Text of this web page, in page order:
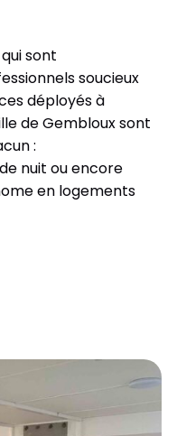
sont
soucieux
déployés à
de Gembloux sont
:
nuit ou encore
en logements